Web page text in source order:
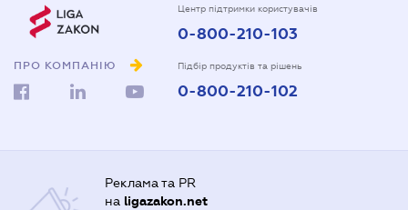
ПРО КОМПАНІЮ
Центр підтримки користувачів
0-800-210-103
Підбір продуктів та рішень
0-800-210-102
Реклама та PR
на ligazakon.net